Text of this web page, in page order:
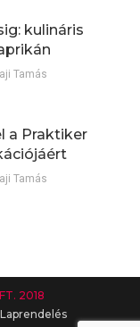
kulináris
Tamás
a Praktiker
Tamás
2018
Laprendelés